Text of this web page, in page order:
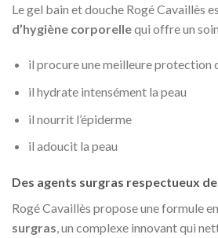
Le gel bain et douche Rogé Cavaillès
d’hygiène corporellequi offre un
il procure une meilleure protection
il hydrate intensément la peau
il nourrit l’épiderme
il adoucit la peau
Des agents surgras respectueux
Rogé Cavaillès propose une formule
surgras, un complexe innovant qui